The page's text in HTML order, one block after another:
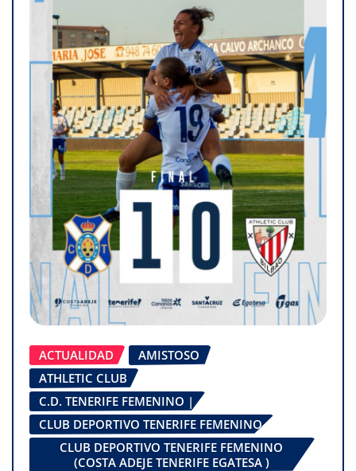
ACTUALIDAD
AMISTOSO
ATHLETIC CLUB
C.D. TENERIFE FEMENINO |
CLUB DEPORTIVO TENERIFE FEMENINO
CLUB DEPORTIVO TENERIFE FEMENINO
(COSTA ADEJE TENERIFE EGATESA )